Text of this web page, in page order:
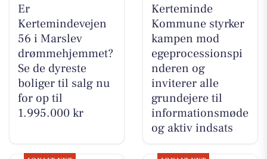
Er
Kertemindevejen
56 i Marslev
drømmehjemmet?
Se de dyreste
boliger til salg nu
for op til
1.995.000 kr
Kerteminde
Kommune styrker
kampen mod
egeprocessionspi
nderen og
inviterer alle
grundejere til
informationsmøde
og aktiv indsats